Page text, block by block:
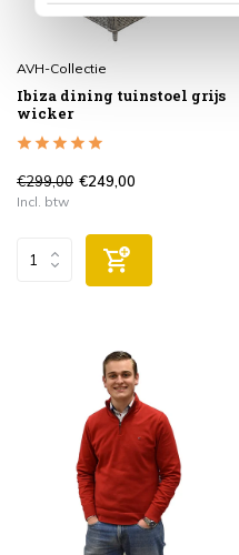
AVH-Collectie
Ibiza dining tuinstoel grijs
wicker
€299,00 €249,00
Incl. btw